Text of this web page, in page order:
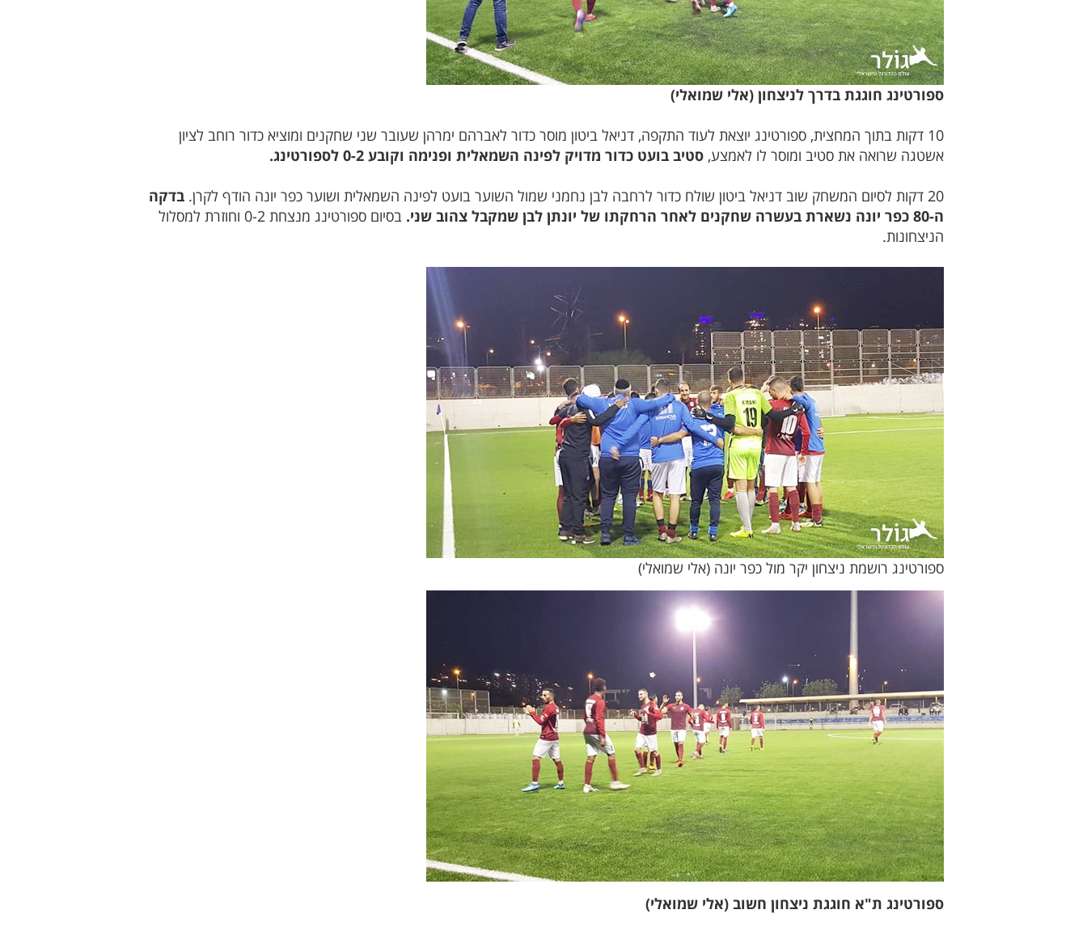
ספורטינג חוגגת בדרך לניצחון (אלי שמואלי)
10 דקות בתוך המחצית, ספורטינג יוצאת לעוד התקפה, דניאל ביטון מוסר כדור לאברהם ימרהן שעובר שני שחקנים ומוציא כדור רוחב לציון
אשטגה שרואה את סטיב ומוסר לו לאמצע, סטיב בועט כדור מדויק לפינה השמאלית ופנימה וקובע 0-2 לספורטינג.
20 דקות לסיום המשחק שוב דניאל ביטון שולח כדור לרחבה לבן נחמני שמול השוער בועט לפינה השמאלית ושוער כפר יונה הודף לקרן.
בדקה
ה-80 כפר יונה נשארת בעשרה שחקנים לאחר הרחקתו של יונתן לבן שמקבל צהוב שני.
בסיום ספורטינג מנצחת 0-2 וחוזרת למסלול
הניצחונות.
ספורטינג רושמת ניצחון יקר מול כפר יונה (אלי שמואלי)
ספורטינג ת"א חוגגת ניצחון חשוב (אלי שמואלי)